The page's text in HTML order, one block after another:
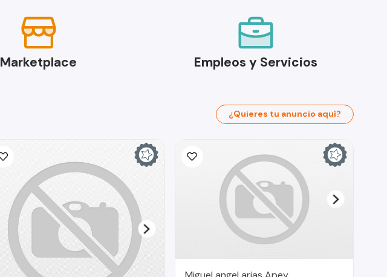
Marketplace Empleos y Servicios
¿Quieres tu anuncio aquí?